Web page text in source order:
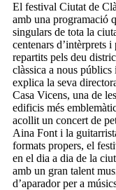
El festival Ciutat de
amb una programació
singulars de tota la
centenars d’intèrprets
repartits pels deu
clàssica a nous
explica la seva
Casa Vicens, una de
edificis més
acollit un concert de
Aina Font i la
formats propers, el
en el dia a dia de la
amb un gran talent
d’aparador per a